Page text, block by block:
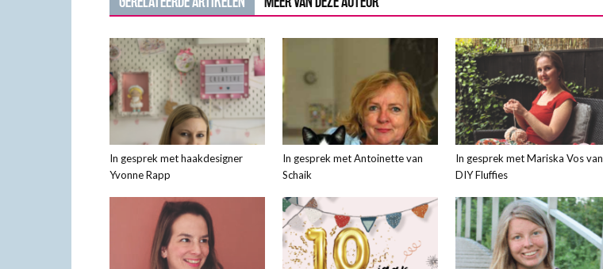
In gesprek met haakdesigner
Yvonne Rapp
In gesprek met Antoinette van
Schaik
In gesprek met Mariska Vos van
DIY Fluffies